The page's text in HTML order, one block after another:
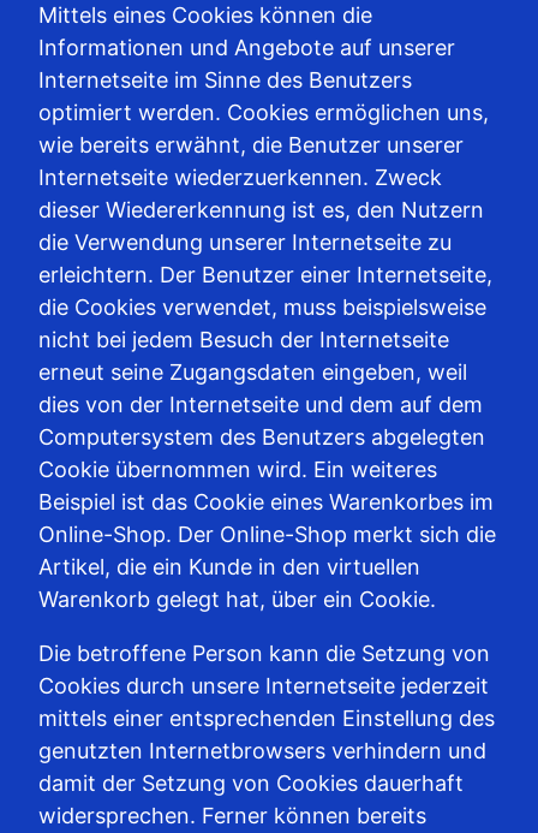
Mittels eines Cookies können die
Informationen und Angebote auf unserer
Internetseite im Sinne des Benutzers
optimiert werden. Cookies ermöglichen uns,
wie bereits erwähnt, die Benutzer unserer
Internetseite wiederzuerkennen. Zweck
dieser Wiedererkennung ist es, den Nutzern
die Verwendung unserer Internetseite zu
erleichtern. Der Benutzer einer Internetseite,
die Cookies verwendet, muss beispielsweise
nicht bei jedem Besuch der Internetseite
erneut seine Zugangsdaten eingeben, weil
dies von der Internetseite und dem auf dem
Computersystem des Benutzers abgelegten
Cookie übernommen wird. Ein weiteres
Beispiel ist das Cookie eines Warenkorbes im
Online-Shop. Der Online-Shop merkt sich die
Artikel, die ein Kunde in den virtuellen
Warenkorb gelegt hat, über ein Cookie.
Die betroffene Person kann die Setzung von
Cookies durch unsere Internetseite jederzeit
mittels einer entsprechenden Einstellung des
genutzten Internetbrowsers verhindern und
damit der Setzung von Cookies dauerhaft
widersprechen. Ferner können bereits